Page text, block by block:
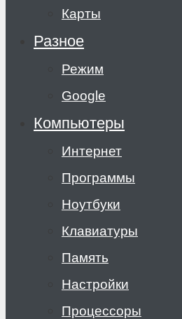
Карты
Разное
Режим
Google
Компьютеры
Интернет
Программы
Ноутбуки
Клавиатуры
Память
Настройки
Процессоры